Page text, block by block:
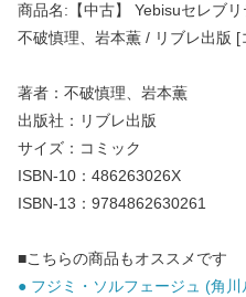
商品名:【中古】 Yebisuセレブ
不破慎理、岩本薫 / リブレ出版 [
著者：不破慎理、岩本薫
出版社：リブレ出版
サイズ：コミック
ISBN-10：486263026X
ISBN-13：9784862630261
■こちらの商品もオススメです
● フジミ・ソルフェージュ (角